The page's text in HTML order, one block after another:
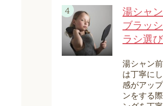
湯シャ
ブラッ
ラシ選
湯シャン
は丁寧に
感がアッ
ンをする